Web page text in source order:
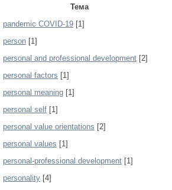
Тема
pandemic COVID-19 [1]
person [1]
personal and professional development [2]
personal factors [1]
personal meaning [1]
personal self [1]
personal value orientations [2]
personal values [1]
personal-professional development [1]
personality [4]